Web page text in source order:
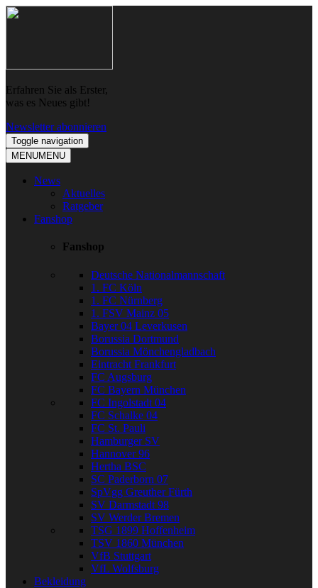
Skip
Skip
Erfahren Sie als Erster,
was es Neues gibt!
Newsletter abonnieren
Toggle navigation
MENUMENU
News
Aktuelles
Ratgeber
Fanshop
Fanshop
Deutsche Nationalmannschaft
1. FC Köln
1. FC Nürnberg
1. FSV Mainz 05
Bayer 04 Leverkusen
Borussia Dortmund
Borussia Mönchengladbach
Eintracht Frankfurt
FC Augsburg
FC Bayern München
FC Ingolstadt 04
FC Schalke 04
FC St. Pauli
Hamburger SV
Hannover 96
Hertha BSC
SC Paderborn 07
SpVgg Greuther Fürth
SV Darmstadt 98
SV Werder Bremen
TSG 1899 Hoffenheim
TSV 1860 München
VfB Stuttgart
VfL Wolfsburg
Bekleidung